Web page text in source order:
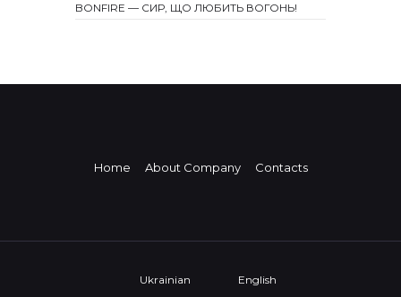
BONFIRE — СИР, ЩО ЛЮБИТЬ ВОГОНЬ!
Home About Company Contacts
Ukrainian English